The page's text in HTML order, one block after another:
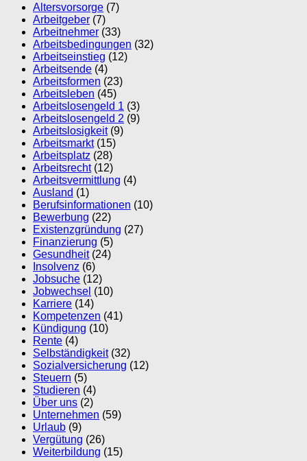
Altersvorsorge (7)
Arbeitgeber (7)
Arbeitnehmer (33)
Arbeitsbedingungen (32)
Arbeitseinstieg (12)
Arbeitsende (4)
Arbeitsformen (23)
Arbeitsleben (45)
Arbeitslosengeld 1 (3)
Arbeitslosengeld 2 (9)
Arbeitslosigkeit(9)
Arbeitsmarkt(15)
Arbeitsplatz (28)
Arbeitsrecht(12)
Arbeitsvermittlung (4)
Ausland (1)
Berufsinformationen (10)
Bewerbung (22)
Existenzgründung (27)
Finanzierung (5)
Gesundheit(24)
Insolvenz (6)
Jobsuche (12)
Jobwechsel (10)
Karriere (14)
Kompetenzen (41)
Kündigung (10)
Rente (4)
Selbständigkeit(32)
Sozialversicherung (12)
Steuern (5)
Studieren (4)
Über uns (2)
Unternehmen (59)
Urlaub (9)
Vergütung (26)
Weiterbildung (15)